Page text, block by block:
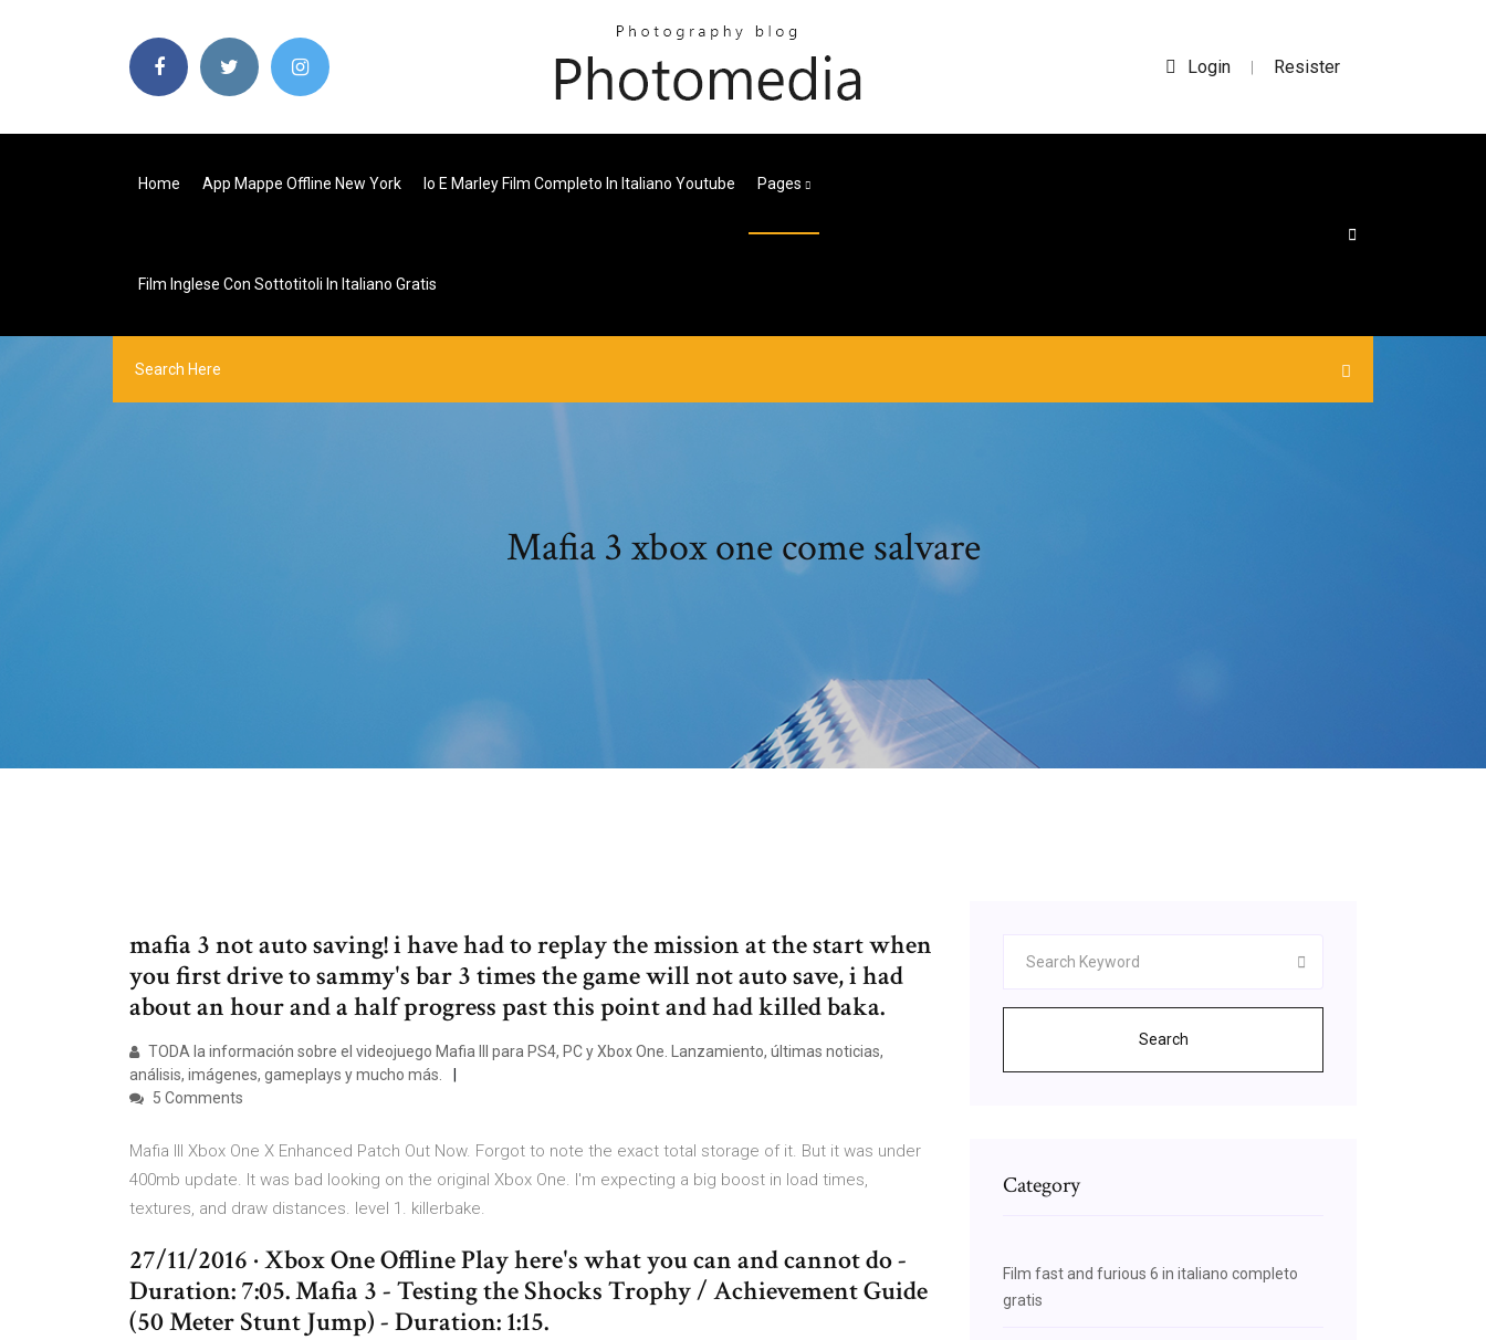
Login | Resister
Home App Mappe Offline New York Io E Marley Film Completo In Italiano Youtube Pages
Film Inglese Con Sottotitoli In Italiano Gratis
Mafia 3 xbox one come salvare
mafia 3 not auto saving! i have had to replay the mission at the start when
you first drive to sammy's bar 3 times the game will not auto save, i had
about an hour and a half progress past this point and had killed baka.
TODA la información sobre el videojuego Mafia III para PS4, PC y Xbox One. Lanzamiento, últimas noticias,
análisis, imágenes, gameplays y mucho más.
5 Comments
Mafia III Xbox One X Enhanced Patch Out Now. Forgot to note the exact total storage of it. But it was under
400mb update. It was bad looking on the original Xbox One. I'm expecting a big boost in load times,
textures, and draw distances. level 1. killerbake.
27/11/2016 · Xbox One Offline Play here's what you can and cannot do -
Duration: 7:05. Mafia 3 - Testing the Shocks Trophy / Achievement Guide
(50 Meter Stunt Jump) - Duration: 1:15.
Search
Category
Film fast and furious 6 in italiano completo
gratis